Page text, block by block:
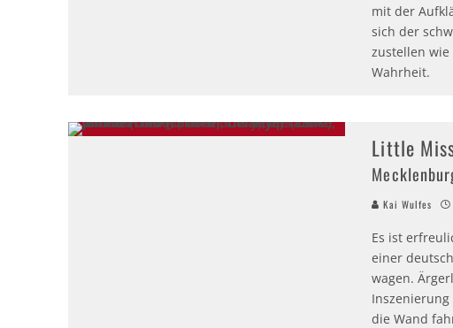
mit der
sich der
zustellen
Wahrheit.
Little
Kai Wulfes
Es ist
einer
wagen.
die Wand